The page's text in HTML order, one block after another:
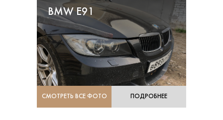
BMW E91
СМОТРЕТЬ ВСЕ ФОТО ПОДРОБНЕЕ